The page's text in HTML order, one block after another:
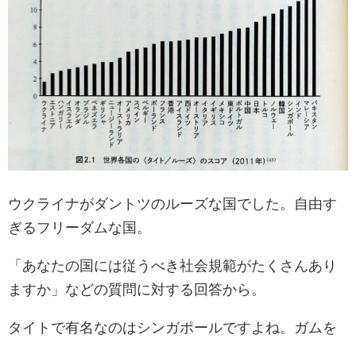
ウクライナがダントツのルーズな国でした。自由す
ぎるフリーダムな国。
「あなたの国には従うべき社会規範がたくさんあり
ますか」などの質問に対する回答から。
タイトで有名なのはシンガポールですよね。ガムを